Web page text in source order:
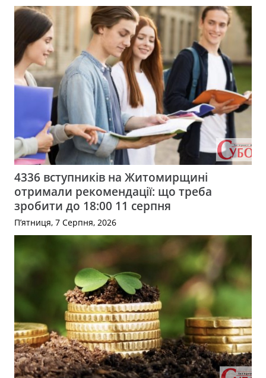
4336 вступників на Житомирщині
отримали рекомендації: що треба
зробити до 18:00 11 серпня
П’ятниця, 7 Серпня, 2026